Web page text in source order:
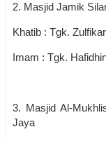
2. Masjid Jamik
Khatib : Tgk. Zulfikar
Imam : Tgk.
3. Masjid Al-
Jaya